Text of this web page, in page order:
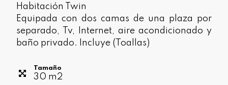
Habitación Twin
Equipada con dos camas de una plaza por
separado, Tv, Internet, aire acondicionado y
baño privado. Incluye (Toallas)
Tamaño
30 m2